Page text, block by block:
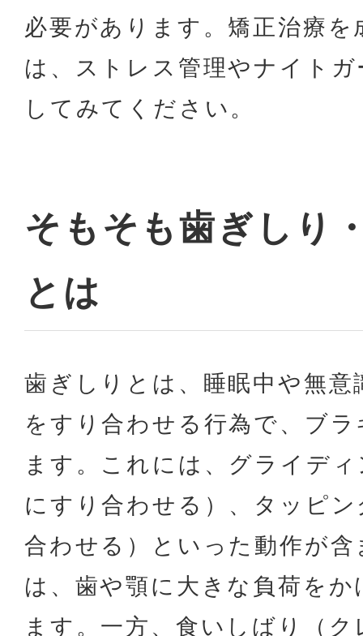
必要があります。矯正治療
は、ストレス管理やナイト
してみてください。
そもそも歯ぎしり
とは
歯ぎしりとは、睡眠中や無意
をすり合わせる行為で、ブ
ます。これには、グライデ
にすり合わせる）、タッピ
合わせる）といった動作が
は、歯や顎に大きな負荷を
ます。一方、食いしばり（